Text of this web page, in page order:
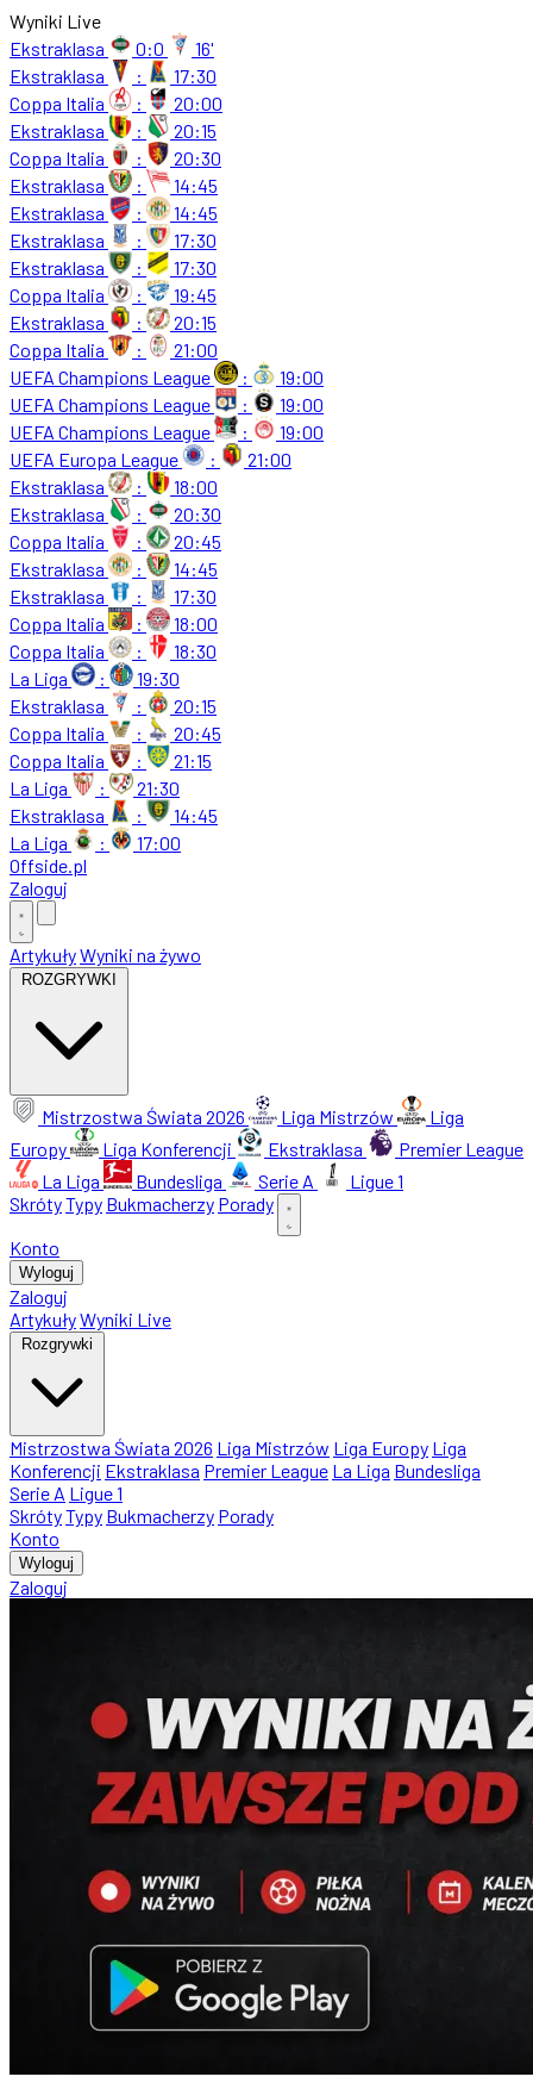
Wyniki Live
Ekstraklasa
0:0
16'
Ekstraklasa
:
17:30
Coppa Italia
:
20:00
Ekstraklasa
:
20:15
Coppa Italia
:
20:30
Ekstraklasa
:
14:45
Ekstraklasa
:
14:45
Ekstraklasa
:
17:30
Ekstraklasa
:
17:30
Coppa Italia
:
19:45
Ekstraklasa
:
20:15
Coppa Italia
:
21:00
UEFA Champions League
:
19:00
UEFA Champions League
:
19:00
UEFA Champions League
:
19:00
UEFA Europa League
:
21:00
Ekstraklasa
:
18:00
Ekstraklasa
:
20:30
Coppa Italia
:
20:45
Ekstraklasa
:
14:45
Ekstraklasa
:
17:30
Coppa Italia
:
18:00
Coppa Italia
:
18:30
La Liga
:
19:30
Ekstraklasa
:
20:15
Coppa Italia
:
20:45
Coppa Italia
:
21:15
La Liga
:
21:30
Ekstraklasa
:
14:45
La Liga
:
17:00
Offside.pl
Zaloguj
ArtykułyWyniki na żywo
ROZGRYWKI
Mistrzostwa Świata 2026 Liga Mistrzów
Liga
Europy
Liga Konferencji Ekstraklasa
Premier League
La Liga
Bundesliga Serie A
Ligue 1
SkrótyTypy Bukmacherzy Porady
Konto
Wyloguj
Zaloguj
ArtykułyWyniki Live
Rozgrywki
Mistrzostwa Świata 2026 Liga Mistrzów Liga Europy Liga
Konferencji Ekstraklasa Premier League La Liga Bundesliga
Serie A Ligue 1
SkrótyTypy Bukmacherzy Porady
Konto
Wyloguj
Zaloguj